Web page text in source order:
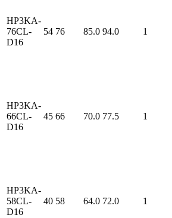
HP3KA-
76CL-
D16
54 76 85.0 94.0 1
HP3KA-
66CL-
D16
45 66 70.0 77.5 1
HP3KA-
58CL-
D16
40 58 64.0 72.0 1